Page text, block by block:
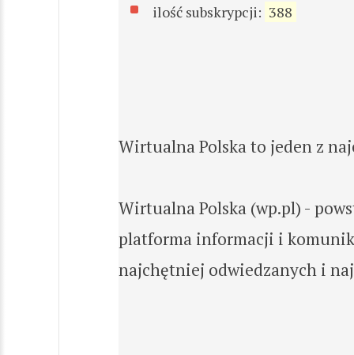
ilość subskrypcji: 388
Wirtualna Polska to jeden z
Wirtualna Polska (wp.pl) -
platforma informacji i
najchętniej odwiedzanych i